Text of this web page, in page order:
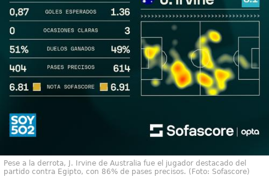
Pese a la derrota, J. Irvine de Australia fue el jugador destacado del
partido contra Egipto, con 86% de pases precisos. (Foto: Sofascore)